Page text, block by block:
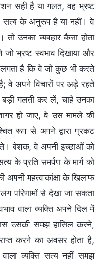
सही है या गलत, वह भ्रष्ट
सत्य के अनुरूप है या नहीं। वे
तो उनका व्यवहार कैसा होता
जो भ्रष्ट स्वभाव दिखाया और
लगता है कि वे जो कुछ भी करते
वे अपने विचारों पर अड़े रहते
गलती कर लें, चाहे उनका
हो जाए, वे उस मामले की
रूप से अपने द्वारा प्रकट
बेशक, वे अपनी इच्छाओं को
के प्रति समर्पण के मार्ग को
महत्वाकांक्षा के खिलाफ
परिणामों से देखा जा सकता
वाला व्यक्ति अपने दिल में
उसकी समझ हासिल करने,
करने का अवसर होता है,
व्यक्ति सत्य नहीं समझ